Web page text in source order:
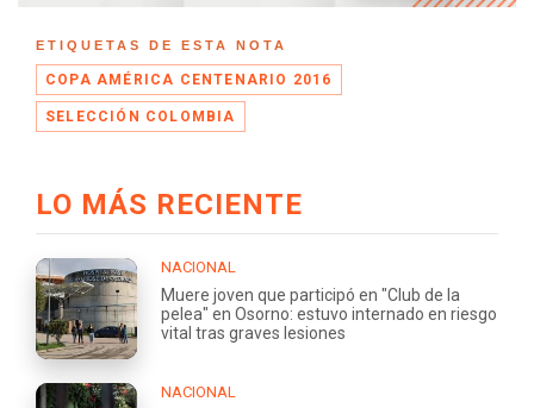
ETIQUETAS DE ESTA NOTA
COPA AMÉRICA CENTENARIO 2016
SELECCIÓN COLOMBIA
LO MÁS RECIENTE
NACIONAL
Muere joven que participó en "Club de la
pelea" en Osorno: estuvo internado en riesgo
vital tras graves lesiones
NACIONAL